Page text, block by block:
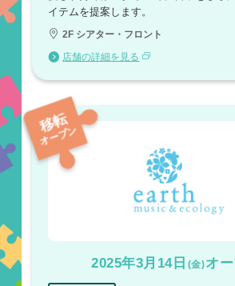
イテムを提案します。
2F シアター・フロント
店舗の詳細を見る
移転
オープン
2025年3月14日 (金)オ